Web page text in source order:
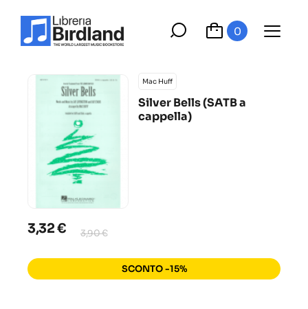
0
Mac Huff
Silver Bells (SATB a
cappella)
3,32 € 3,90 €
SCONTO -15%